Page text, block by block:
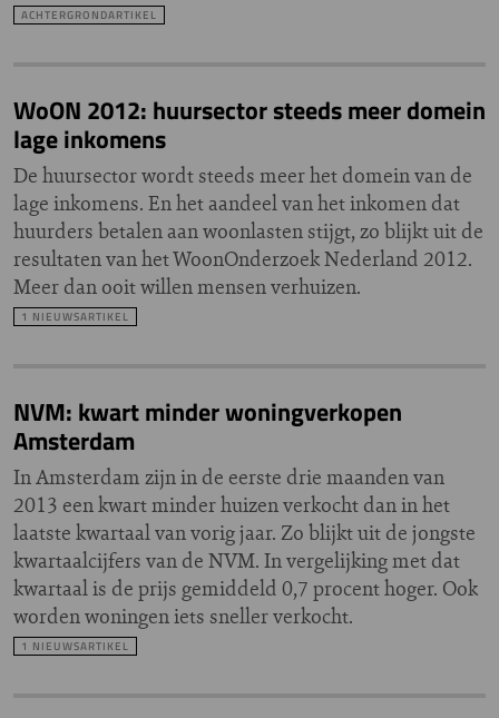
ACHTERGRONDARTIKEL
WoON 2012: huursector steeds meer domein
lage inkomens
De huursector wordt steeds meer het domein van de
lage inkomens. En het aandeel van het inkomen dat
huurders betalen aan woonlasten stijgt, zo blijkt uit de
resultaten van het WoonOnderzoek Nederland 2012.
Meer dan ooit willen mensen verhuizen.
1 NIEUWSARTIKEL
NVM: kwart minder woningverkopen
Amsterdam
In Amsterdam zijn in de eerste drie maanden van
2013 een kwart minder huizen verkocht dan in het
laatste kwartaal van vorig jaar. Zo blijkt uit de jongste
kwartaalcijfers van de NVM. In vergelijking met dat
kwartaal is de prijs gemiddeld 0,7 procent hoger. Ook
worden woningen iets sneller verkocht.
1 NIEUWSARTIKEL